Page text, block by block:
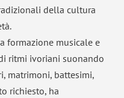
della cultura
formazione musicale e
ritmi ivoriani suonando
matrimoni, battesimi,
richiesto, ha